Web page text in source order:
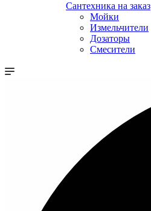
Сантехника на заказ
Мойки
Измельчители
Дозаторы
Смесители